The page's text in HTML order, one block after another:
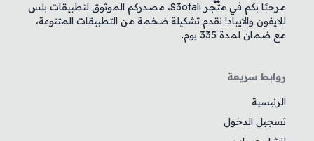
مرحبًا بكم في متجر S3otali، مصدركم الموثوق لتطبيقات بلس
للايفون والايباد! نقدم تشكيلة ضخمة من التطبيقات المتنوعة،
مع ضمان لمدة 335 يوم.
روابط سريعة
الرئيسية
تسجيل الدخول